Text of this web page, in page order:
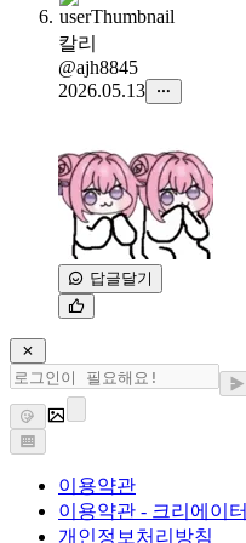
칼리
@ajh8845
2026.05.13
답글달기
이용약관
이용약관 - 크리에이터
개인정보처리방침